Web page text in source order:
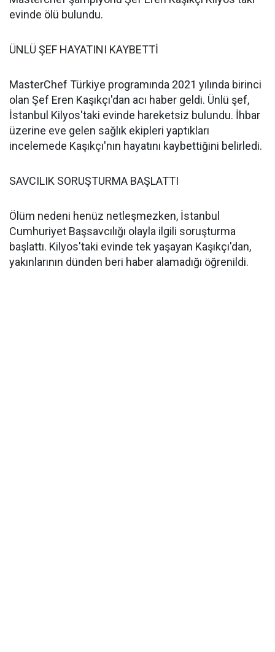
evinde ölü bulundu.
ÜNLÜ ŞEF HAYATINI KAYBETTİ
MasterChef Türkiye programında 2021 yılında birinci
olan Şef Eren Kaşıkçı'dan acı haber geldi. Ünlü şef,
İstanbul Kilyos'taki evinde hareketsiz bulundu. İhbar
üzerine eve gelen sağlık ekipleri yaptıkları
incelemede Kaşıkçı'nın hayatını kaybettiğini belirledi.
SAVCILIK SORUŞTURMA BAŞLATTI
Ölüm nedeni henüz netleşmezken, İstanbul
Cumhuriyet Başsavcılığı olayla ilgili soruşturma
başlattı. Kilyos'taki evinde tek yaşayan Kaşıkçı'dan,
yakınlarının dünden beri haber alamadığı öğrenildi.